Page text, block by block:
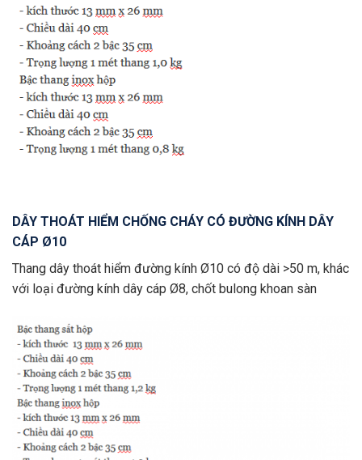
DÂY THOÁT HIỂM CHỐNG CHÁY CÓ ĐƯỜNG KÍNH DÂY
CÁP Ø10
Thang dây thoát hiểm đường kính Ø10 có độ dài >50 m, khác
với loại đường kính dây cáp Ø8, chốt bulong khoan sàn